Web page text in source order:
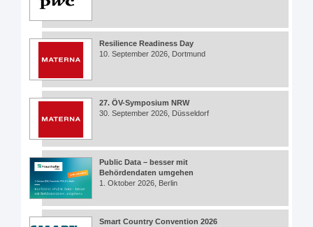
Resilience Readiness Day
10. September 2026, Dortmund
27. ÖV-Symposium NRW
30. September 2026, Düsseldorf
Public Data – besser mit
Behördendaten umgehen
1. Oktober 2026, Berlin
Smart Country Convention 2026